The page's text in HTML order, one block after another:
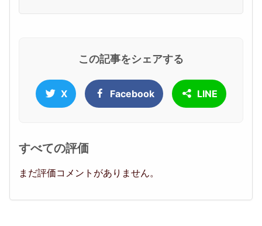
この記事をシェアする
X Facebook LINE
すべての評価
まだ評価コメントがありません。